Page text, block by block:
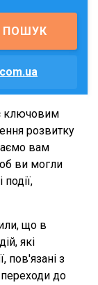
ПОШУК
ключовим
розвитку
вам
ви могли
що в
які
пов'язані з
до